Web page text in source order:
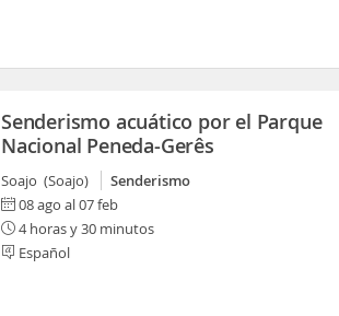
Senderismo acuático por el Parque
Nacional Peneda-Gerês
Soajo (Soajo)
Senderismo
08 ago al 07 feb
4 horas y 30 minutos
Español